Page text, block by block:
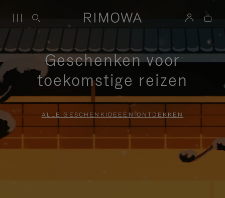
Geschenken voor
toekomstige reizen
ALLE GESCHENKIDEEËN ONTDEKKEN